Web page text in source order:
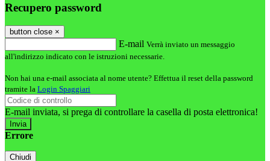
Recupero password
button close ×
E-mail Verrà inviato un messaggio
all'indirizzo indicato con le istruzioni necessarie.
Non hai una e-mail associata al nome utente? Effettua il reset della password
tramite la Login Spaggiari
E-mail inviata, si prega di controllare la casella di posta elettronica!
Errore
Chiudi